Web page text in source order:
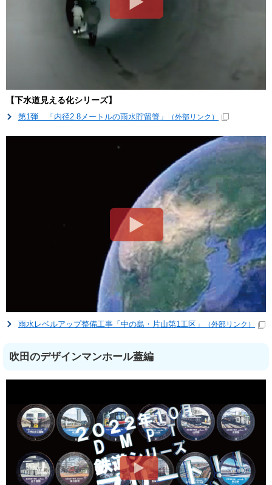
【下水道見える化シリーズ】
第1弾 「内径2.8メートルの雨水貯留管」
（外部リンク）
雨水レベルアップ整備工事「中の島・片山第1工区」 （外部リンク）
吹田のデザインマンホール蓋編